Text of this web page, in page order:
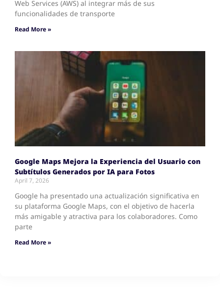
Web Services (AWS) al integrar más de sus
funcionalidades de transporte
Read More »
Google Maps Mejora la Experiencia del Usuario con
Subtítulos Generados por IA para Fotos
April 7, 2026
Google ha presentado una actualización significativa en
su plataforma Google Maps, con el objetivo de hacerla
más amigable y atractiva para los colaboradores. Como
parte
Read More »